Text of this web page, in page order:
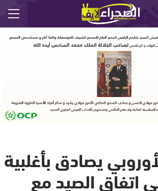
يصادق بأغلبية
اتفاق الصيد مع